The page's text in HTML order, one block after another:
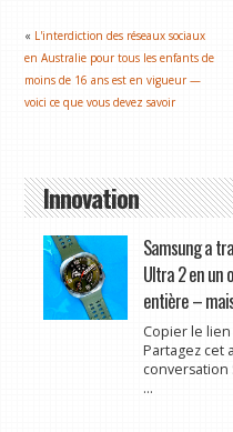
« L'interdiction des réseaux sociaux
en Australie pour tous les enfants de
moins de 16 ans est en vigueur —
voici ce que vous devez savoir
Innovation
Samsung a
Ultra 2 en un
entière –
Copier le lien
Partagez cet
conversation
...